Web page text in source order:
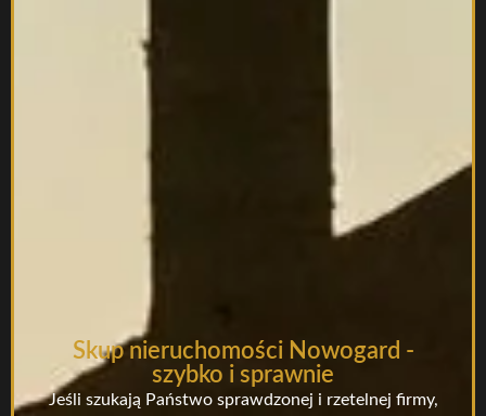
Skup nieruchomości Nowogard -
szybko i sprawnie
Jeśli szukają Państwo sprawdzonej i rzetelnej firmy,